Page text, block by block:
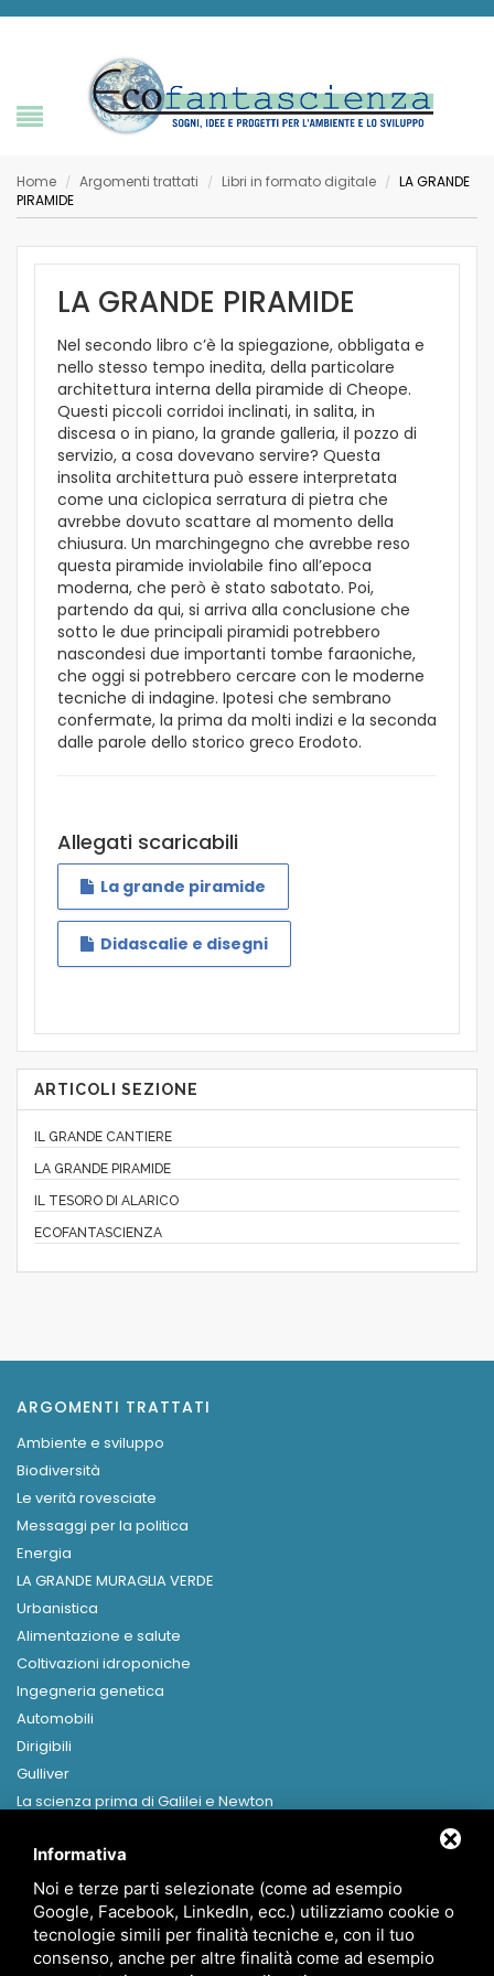
Home / Argomenti trattati / Libri in formato digitale / LA GRANDE
PIRAMIDE
LA GRANDE PIRAMIDE
Nel secondo libro c’è la spiegazione, obbligata e
nello stesso tempo inedita, della particolare
architettura interna della piramide di Cheope.
Questi piccoli corridoi inclinati, in salita, in
discesa o in piano, la grande galleria, il pozzo di
servizio, a cosa dovevano servire? Questa
insolita architettura può essere interpretata
come una ciclopica serratura di pietra che
avrebbe dovuto scattare al momento della
chiusura. Un marchingegno che avrebbe reso
questa piramide inviolabile fino all’epoca
moderna, che però è stato sabotato. Poi,
partendo da qui, si arriva alla conclusione che
sotto le due principali piramidi potrebbero
nascondesi due importanti tombe faraoniche,
che oggi si potrebbero cercare con le moderne
tecniche di indagine. Ipotesi che sembrano
confermate, la prima da molti indizi e la seconda
dalle parole dello storico greco Erodoto.
Allegati scaricabili
La grande piramide
Didascalie e disegni
ARTICOLI SEZIONE
IL GRANDE CANTIERE
LA GRANDE PIRAMIDE
IL TESORO DI ALARICO
ECOFANTASCIENZA
ARGOMENTI TRATTATI
Ambiente e sviluppo
Biodiversità
Le verità rovesciate
Messaggi per la politica
Energia
LA GRANDE MURAGLIA VERDE
Urbanistica
Alimentazione e salute
Coltivazioni idroponiche
Ingegneria genetica
Automobili
Dirigibili
Gulliver
La scienza prima di Galilei e Newton
Home
Presentazione
Canapa
Informativa
Noi e terze parti selezionate (come ad esempio
Google, Facebook, LinkedIn, ecc.) utilizziamo cookie o
tecnologie simili per finalità tecniche e, con il tuo
consenso, anche per altre finalità come ad esempio